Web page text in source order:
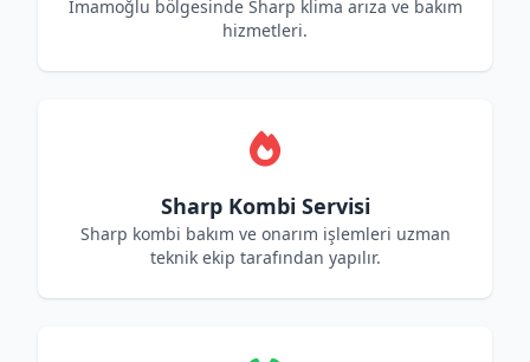
İmamoğlu bölgesinde Sharp klima arıza ve bakım
hizmetleri.
Sharp Kombi Servisi
Sharp kombi bakım ve onarım işlemleri uzman
teknik ekip tarafından yapılır.